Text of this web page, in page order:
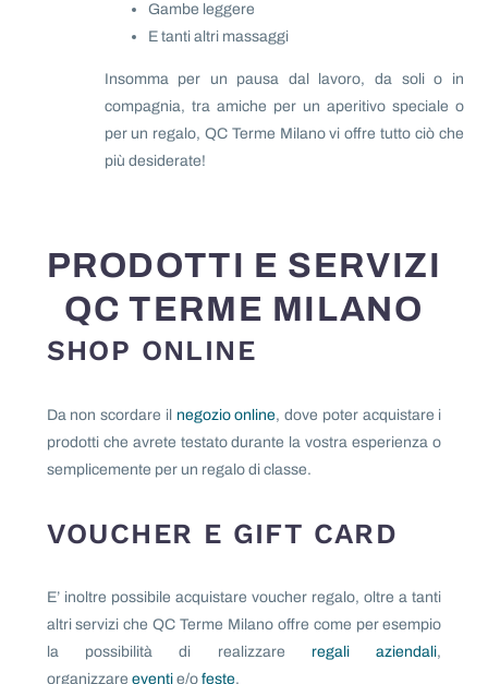
Gambe leggere
E tanti altri massaggi
Insomma per un pausa dal lavoro, da soli o in
compagnia, tra amiche per un aperitivo speciale o
per un regalo, QC Terme Milano vi offre tutto ciò che
più desiderate!
PRODOTTI E SERVIZI
QC TERME MILANO
SHOP ONLINE
Da non scordare il negozio online, dove poter acquistare i
prodotti che avrete testato durante la vostra esperienza o
semplicemente per un regalo di classe.
VOUCHER E GIFT CARD
E’ inoltre possibile acquistare voucher regalo, oltre a tanti
altri servizi che QC Terme Milano offre come per esempio
la possibilità di realizzare regali aziendali,
organizzare eventie/o feste.